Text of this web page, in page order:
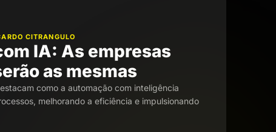
CITRANGULO
IA: As empresas
as mesmas
como a automação com inteligência
melhorando a eficiência e impulsionando